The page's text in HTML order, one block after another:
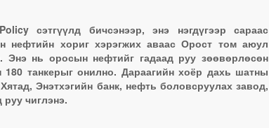
сэтгүүлд бичсэнээр, энэ нэгдүгээр сараас
нефтийн хориг хэрэгжих аваас Орост том аюул
Энэ нь оросын нефтийг гадаад руу зөөвөрлөсөн
180 танкерыг онилно. Дараагийн хоёр дахь шатны
Энэтхэгийн банк, нефть боловсруулах завод,
чиглэнэ.